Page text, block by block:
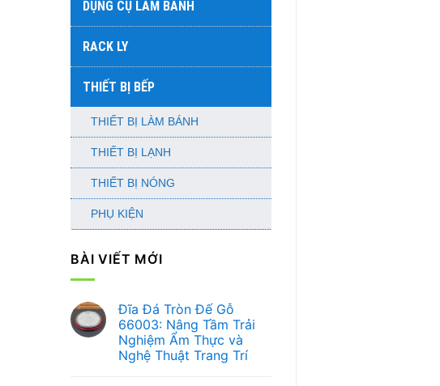
DỤNG CỤ LÀM BÁNH
RACK LY
THIẾT BỊ BẾP
THIẾT BỊ LÀM BÁNH
THIẾT BỊ LẠNH
THIẾT BỊ NÓNG
PHỤ KIỆN
BÀI VIẾT MỚI
Đĩa Đá Tròn Đế Gỗ
66003: Nâng Tầm Trải
Nghiệm Ẩm Thực và
Nghệ Thuật Trang Trí